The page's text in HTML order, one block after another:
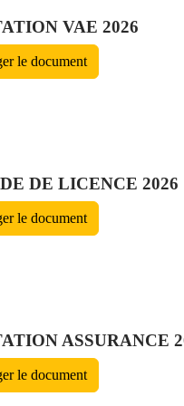
VAE 2026
le document
DE LICENCE 2026
le document
ASSURANCE
le document